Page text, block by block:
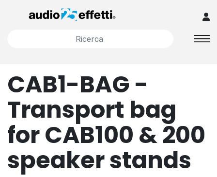
CAB1-BAG -
Transport bag
for CAB100 & 200
speaker stands